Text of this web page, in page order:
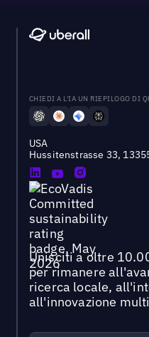
CHIEDI A L'IA UN RIEPILOGO DI
USA
Hussitenstrasse 33,
Unisciti a oltre
per rimanere
ricerca locale,
all'innovazione